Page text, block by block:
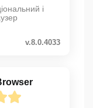
і
v.8.0.4033